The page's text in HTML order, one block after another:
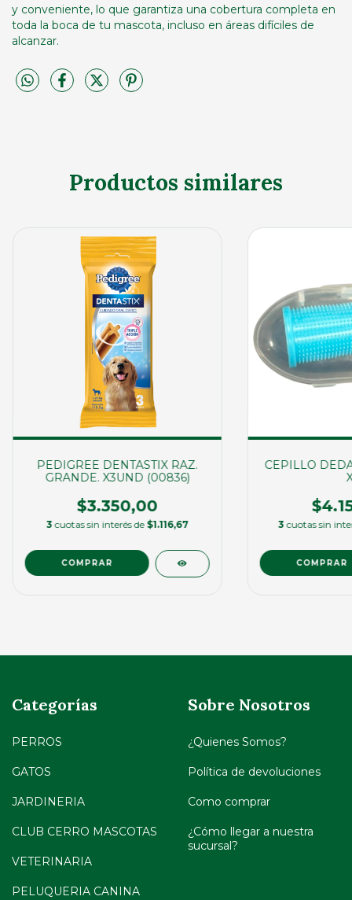
y conveniente, lo que garantiza una cobertura completa en
toda la boca de tu mascota, incluso en áreas difíciles de
alcanzar.
Productos similares
PEDIGREE DENTASTIX RAZ.
GRANDE. X3UND (00836)
$3.350,00
3 cuotas sin interés de $1.116,67
CEPILLO
3 cuotas sin
Categorías
PERROS
GATOS
JARDINERIA
CLUB CERRO MASCOTAS
VETERINARIA
PELUQUERIA CANINA
Sobre Nosotros
¿Quienes Somos?
Política de devoluciones
Como comprar
¿Cómo llegar a nuestra
sucursal?